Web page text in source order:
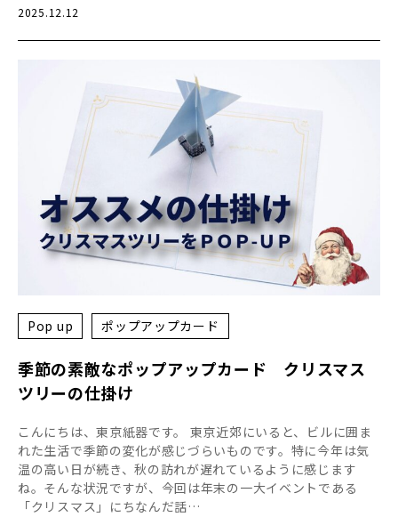
2025.12.12
Pop up ポップアップカード
季節の素敵なポップアップカード クリスマス
ツリーの仕掛け
こんにちは、東京紙器です。 東京近郊にいると、ビルに囲ま
れた生活で季節の変化が感じづらいものです。特に今年は気
温の高い日が続き、秋の訪れが遅れているように感じます
ね。そんな状況ですが、今回は年末の一大イベントである
「クリスマス」にちなんだ話…